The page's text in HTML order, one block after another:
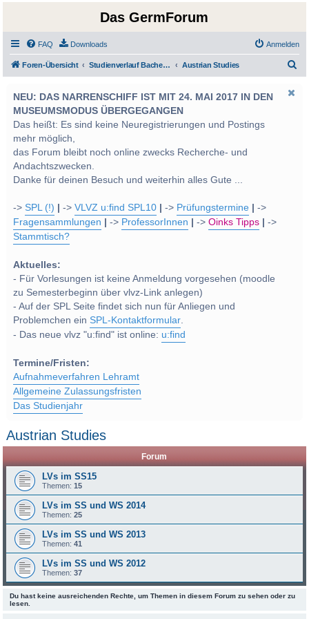
Das GermForum
FAQ Downloads Anmelden
Foren-Übersicht Studienverlauf Bachelor-/Masterstudien sowie UF Deutsch Austrian Studies
NEU: DAS NARRENSCHIFF IST MIT 24. MAI 2017 IN DEN
MUSEUMSMODUS ÜBERGEGANGEN
Das heißt: Es sind keine Neuregistrierungen und Postings
mehr möglich,
das Forum bleibt noch online zwecks Recherche- und
Andachtszwecken.
Danke für deinen Besuch und weiterhin alles Gute ...
->SPL (!) ->VLVZ u:find SPL10 -> Prüfungstermine
->
Fragensammlungen
-> ProfessorInnen ->Oinks Tipps
->
Stammtisch?
Aktuelles:
- Für Vorlesungen ist keine Anmeldung vorgesehen (moodle
zu Semesterbeginn über vlvz-Link anlegen)
- Auf der SPL Seite findet sich nun für Anliegen und
Problemchen einSPL-Kontaktformular.
- Das neue vlvz "u:find" ist online: u:find
Termine/Fristen:
Aufnahmeverfahren Lehramt
Allgemeine Zulassungsfristen
Das Studienjahr
Austrian Studies
Forum
LVs im SS15
Themen:15
LVs im SS und WS 2014
Themen:25
LVs im SS und WS 2013
Themen:41
LVs im SS und WS 2012
Themen:37
Du hast keine ausreichenden Rechte, um Themen in diesem Forum zu sehen oder zu
lesen.